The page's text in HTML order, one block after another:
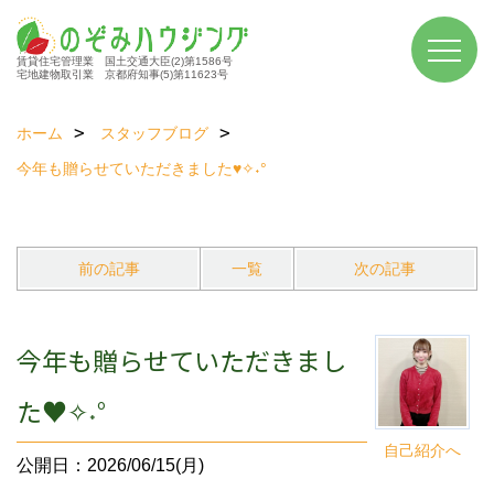
賃貸住宅管理業 国土交通大臣(2)第1586号
宅地建物取引業 京都府知事(5)第11623号
ホーム
スタッフブログ
今年も贈らせていただきました♥✧˖°
前の記事 一覧 次の記事
自己紹介へ
今年も贈らせていただきまし
た♥✧˖°
公開日：2026/06/15(月)